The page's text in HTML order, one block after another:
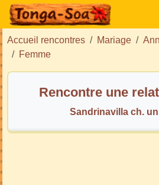
Accueil rencontres Mariage
Femme
Rencontre une
Sandrinavilla ch.